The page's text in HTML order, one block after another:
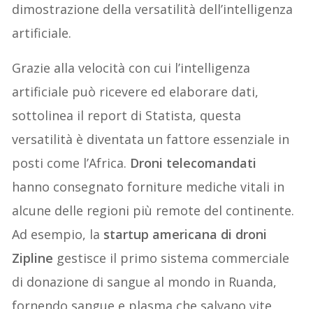
dimostrazione della versatilità dell’intelligenza
artificiale.
Grazie alla velocità con cui l’intelligenza
artificiale può ricevere ed elaborare dati,
sottolinea il report di Statista, questa
versatilità è diventata un fattore essenziale in
posti come l’Africa. Droni telecomandati
hanno consegnato forniture mediche vitali in
alcune delle regioni più remote del continente.
Ad esempio, la startup americana di droni
Zipline gestisce il primo sistema commerciale
di donazione di sangue al mondo in Ruanda,